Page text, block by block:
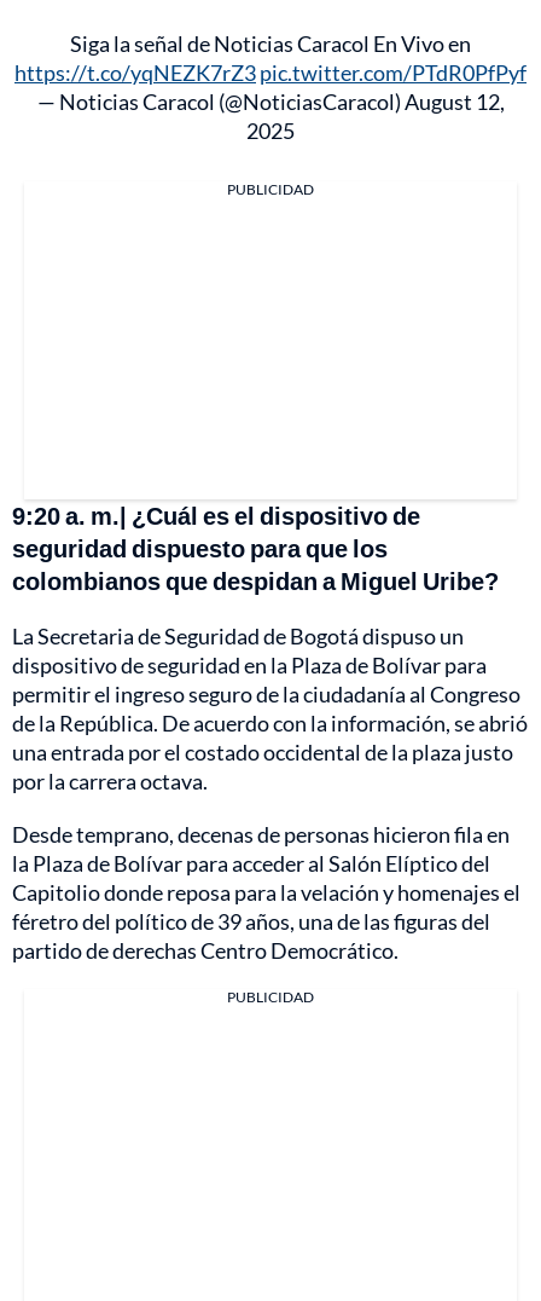
Siga la señal de Noticias Caracol En Vivo en
https://t.co/yqNEZK7rZ3pic.twitter.com/PTdR0PfPyf
— Noticias Caracol (@NoticiasCaracol)August 12,
2025
PUBLICIDAD
9:20 a. m.| ¿Cuál es el dispositivo de
seguridad dispuesto para que los
colombianos que despidan a Miguel Uribe?
La Secretaria de Seguridad de Bogotá dispuso un
dispositivo de seguridad en la Plaza de Bolívar para
permitir el ingreso seguro de la ciudadanía al Congreso
de la República. De acuerdo con la información, se abrió
una entrada por el costado occidental de la plaza justo
por la carrera octava.
Desde temprano, decenas de personas hicieron fila en
la Plaza de Bolívar para acceder al Salón Elíptico del
Capitolio donde reposa para la velación y homenajes el
féretro del político de 39 años, una de las figuras del
partido de derechas Centro Democrático.
PUBLICIDAD